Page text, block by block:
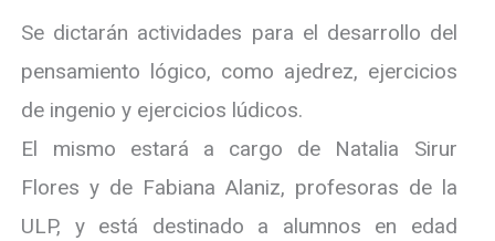
Se dictarán actividades para el desarrollo del
pensamiento lógico, como ajedrez, ejercicios
de ingenio y ejercicios lúdicos.
El mismo estará a cargo de Natalia Sirur
Flores y de Fabiana Alaniz, profesoras de la
ULP, y está destinado a alumnos en edad